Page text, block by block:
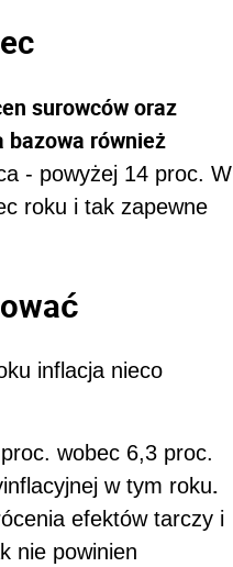
surowców oraz
również
- powyżej 14 proc. W
roku i tak zapewne
inflacja nieco
wobec 6,3 proc.
w tym roku.
efektów tarczy i
nie powinien